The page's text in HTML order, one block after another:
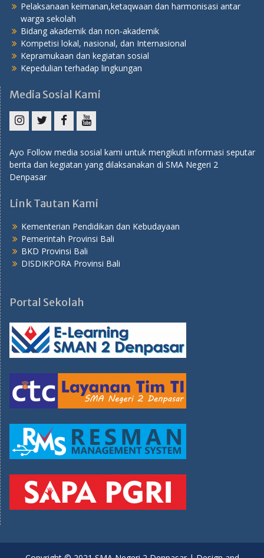
Pelaksanaan keimanan,ketaqwaan dan harmonisasi antar
warga sekolah
Bidang akademik dan non-akademik
Kompetisi lokal, nasional, dan Internasional
Kepramukaan dan kegiatan sosial
Kepedulian terhadap lingkungan
Media Sosial Kami
Ayo Follow media sosial kami untuk mengikuti informasi seputar
berita dan kegiatan yang dilaksanakan di SMA Negeri 2
Denpasar
Link Tautan Kami
Kementerian Pendidikan dan Kebudayaan
Pemerintah Provinsi Bali
BKD Provinsi Bali
DISDIKPORA Provinsi Bali
Portal Sekolah